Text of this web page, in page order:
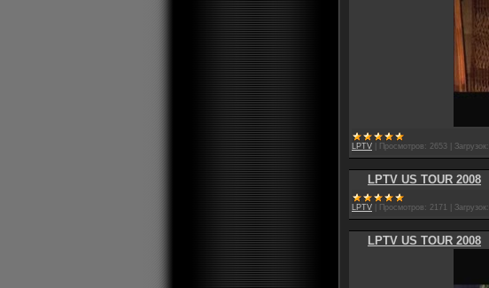
LPTV Просмотров: 2653 Загрузок:
LPTV US TOUR 2008
LPTV Просмотров: 2171 Загрузок:
LPTV US TOUR 2008